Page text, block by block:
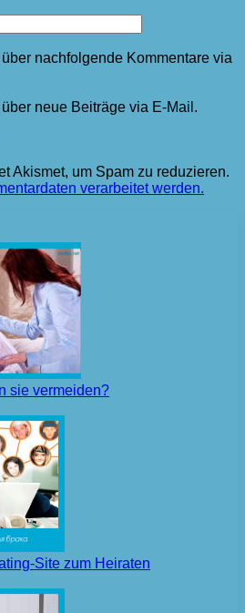
nachfolgende Kommentare via
neue Beiträge via E-Mail.
Akismet, um Spam zu reduzieren.
verarbeitet werden.
sie vermeiden?
Site zum Heiraten